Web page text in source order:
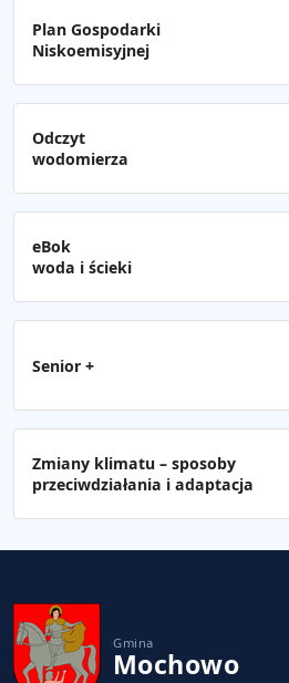
Plan Gospodarki
Niskoemisyjnej
Odczyt
wodomierza
eBok
woda i ścieki
Senior +
Zmiany klimatu – sposoby
przeciwdziałania i adaptacja
Gmina
Mochowo